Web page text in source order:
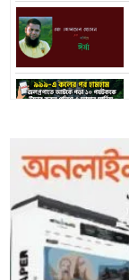
ফায়ার সার্ভিস